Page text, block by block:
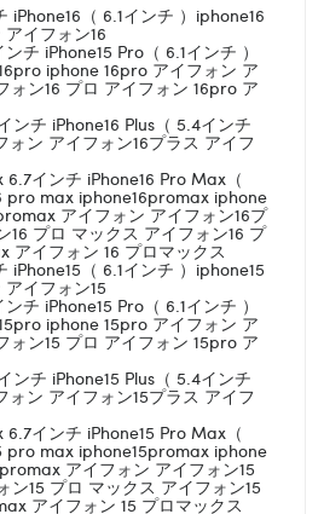
iPhone16（ 6.1インチ ）iphone16
イフォン16
チ iPhone15 Pro（ 6.1インチ ）
iphone 16pro アイフォン ア
ォン16 プロ アイフォン 16pro ア
ンチ iPhone16 Plus（ 5.4インチ
ォン アイフォン16プラス アイフ
6.7インチ iPhone16 Pro Max（
pro max iphone16promax iphone
アイフォン アイフォン16プ
16 プロ マックス アイフォン16 プ
アイフォン 16 プロマックス
iPhone15（ 6.1インチ ）iphone15
イフォン15
チ iPhone15 Pro（ 6.1インチ ）
iphone 15pro アイフォン ア
ォン15 プロ アイフォン 15pro ア
ンチ iPhone15 Plus（ 5.4インチ
ォン アイフォン15プラス アイフ
6.7インチ iPhone15 Pro Max（
pro max iphone15promax iphone
アイフォン アイフォン15
ン15 プロ マックス アイフォン15
アイフォン 15 プロマックス